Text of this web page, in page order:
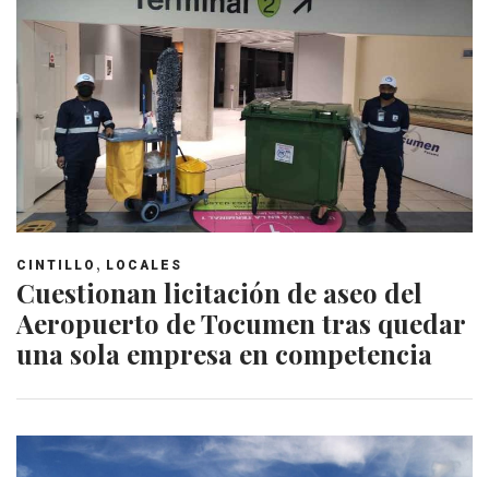
CINTILLO , LOCALES
Cuestionan licitación de aseo del
Aeropuerto de Tocumen tras quedar
una sola empresa en competencia